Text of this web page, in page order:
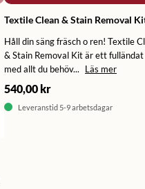
Textile Clean & Stain Removal
Håll din säng fräsch o ren! Textile
& Stain Removal Kit är ett
med allt du behöv...
Läs mer
540,00 kr
Leveranstid 5-9 arbetsdagar